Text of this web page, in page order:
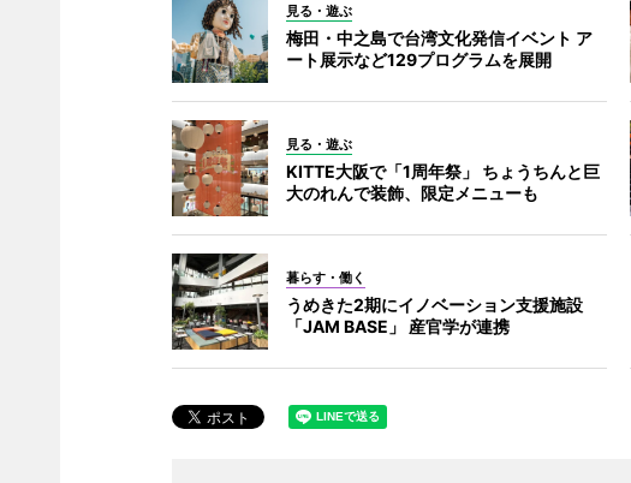
見る・遊ぶ
梅田・中之島で台湾文化発信イベント ア
ート展示など129プログラムを展開
見る・遊ぶ
KITTE大阪で「1周年祭」 ちょうちんと巨
大のれんで装飾、限定メニューも
暮らす・働く
うめきた2期にイノベーション支援施設
「JAM BASE」 産官学が連携